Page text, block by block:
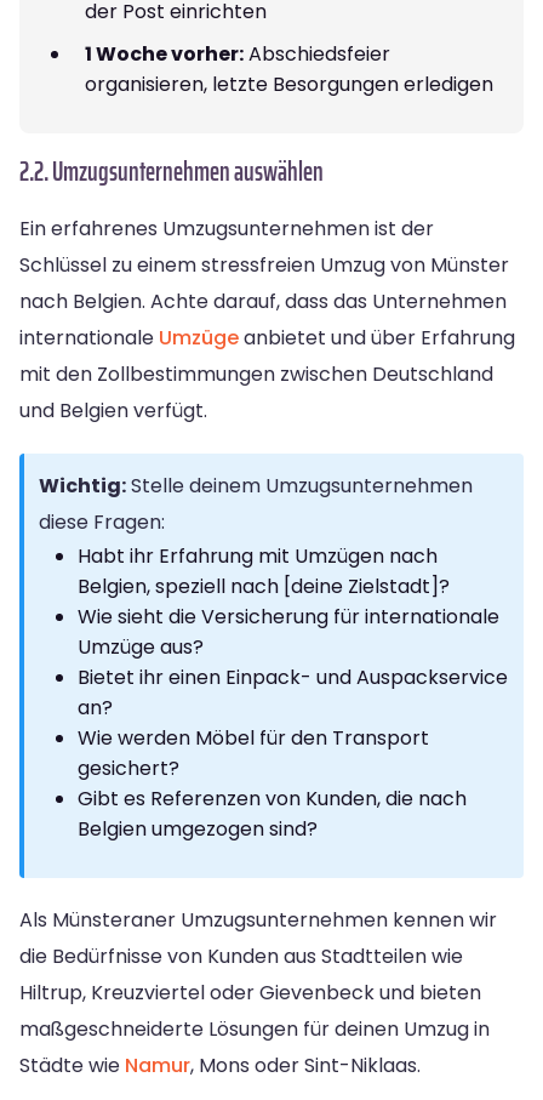
der Post einrichten
1 Woche vorher:Abschiedsfeier
organisieren, letzte Besorgungen erledigen
2.2. Umzugsunternehmen auswählen
Ein erfahrenes Umzugsunternehmen ist der
Schlüssel zu einem stressfreien Umzug von Münster
nach Belgien. Achte darauf, dass das Unternehmen
internationale Umzügeanbietet und über Erfahrung
mit den Zollbestimmungen zwischen Deutschland
und Belgien verfügt.
Wichtig:Stelle deinem Umzugsunternehmen
diese Fragen:
Habt ihr Erfahrung mit Umzügen nach
Belgien, speziell nach [deine Zielstadt]?
Wie sieht die Versicherung für internationale
Umzüge aus?
Bietet ihr einen Einpack- und Auspackservice
an?
Wie werden Möbel für den Transport
gesichert?
Gibt es Referenzen von Kunden, die nach
Belgien umgezogen sind?
Als Münsteraner Umzugsunternehmen kennen wir
die Bedürfnisse von Kunden aus Stadtteilen wie
Hiltrup, Kreuzviertel oder Gievenbeck und bieten
maßgeschneiderte Lösungen für deinen Umzug in
Städte wie Namur, Mons oder Sint-Niklaas.